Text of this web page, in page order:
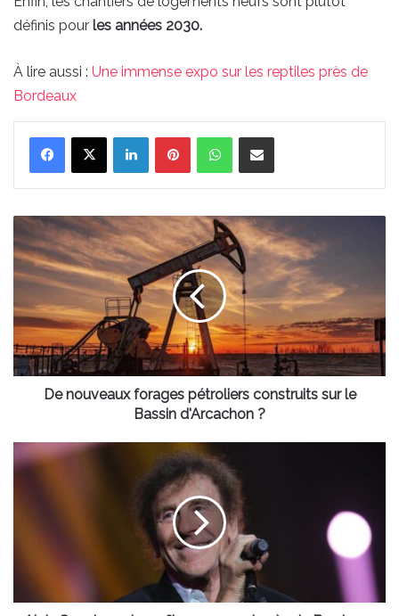
définis pour les années 2030.
À lire aussi : Une immense expo sur les reptiles près de
Bordeaux
LinkedinPinterestWhatsAppPartager par email
De
nouveaux
forages
pétroliers
sur
Bassin
d'Arcachon
De nouveaux forages pétroliers construits sur le
Bassin d'Arcachon ?
Alain
Souchon
de